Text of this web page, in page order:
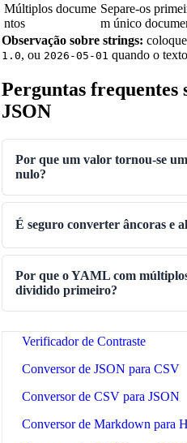
Conversor de Pressão
Conversor de Velocidade
Conversor de Tempo
Binary/Hex/Decimal Converter
Morse Code Translator
Gerador de Texto Reverso
Text Case Converter
Conversor de slug para título
Conversor de Título para Slug
Testador de Regex
Conversor de Cores
Verificador de Contraste
Conversor de JSON para CSV
Conversor de CSV para JSON
Conversor de Markdown para
Múltiplos docume
ntos
Separe-os
m único
Observação sobre strings:
1.0, ou 2026-05-01 quando o
Perguntas
JSON
Por que um valor tornou‑se
nulo?
É seguro converter âncoras e
Por que o YAML com
dividido primeiro?